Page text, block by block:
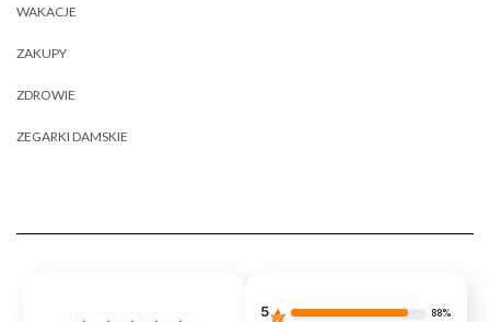
WAKACJE
ZAKUPY
ZDROWIE
ZEGARKI DAMSKIE
5 88%